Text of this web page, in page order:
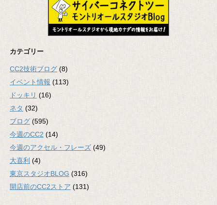
カテゴリー
CC2技術ブログ (8)
イベント情報 (113)
ドッキリ (16)
ネタ (32)
ブログ (595)
今週のCC2 (14)
今週のアクセル・フレーズ (49)
大喜利 (4)
東京スタジオBLOG (316)
開店前のCC2ストア (131)